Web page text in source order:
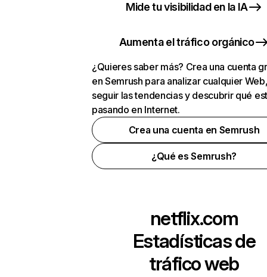
Mide tu visibilidad en la IA
Aumenta el tráfico orgánico
¿Quieres saber más? Crea una cuenta
en Semrush para analizar cualquier
seguir las tendencias y descubrir qué
pasando en Internet.
Crea una cuenta en Semrush
¿Qué es Semrush?
netflix.com
Estadísticas de
tráfico web